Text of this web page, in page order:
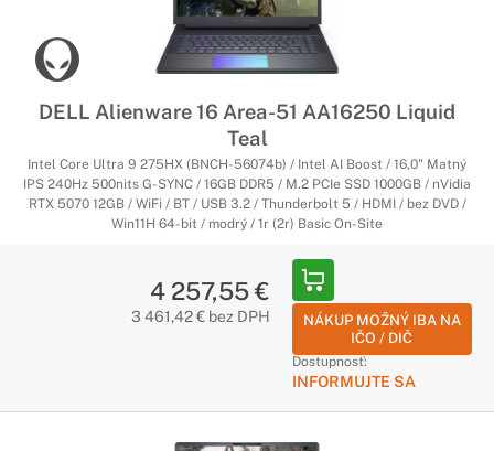
DELL Alienware 16 Area-51 AA16250 Liquid
Teal
Intel Core Ultra 9 275HX (BNCH-56074b) / Intel AI Boost / 16,0" Matný
IPS 240Hz 500nits G-SYNC / 16GB DDR5 / M.2 PCIe SSD 1000GB / nVidia
RTX 5070 12GB / WiFi / BT / USB 3.2 / Thunderbolt 5 / HDMI / bez DVD /
Win11H 64-bit / modrý / 1r (2r) Basic On-Site
4 257,55 €
3 461,42 € bez DPH
NÁKUP MOŽNÝ IBA NA
IČO / DIČ
Dostupnosť:
INFORMUJTE SA